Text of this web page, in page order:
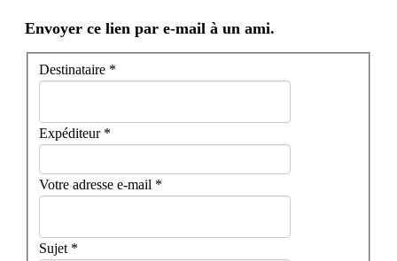
Envoyer ce lien par e-mail à un ami.
Destinataire *
Expéditeur*
Votre adresse e-mail *
Sujet *